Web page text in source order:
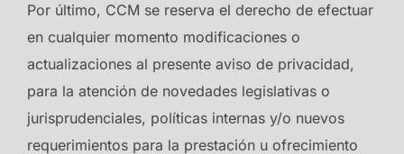
Por último, CCM se reserva el derecho de efectuar
en cualquier momento modificaciones o
actualizaciones al presente aviso de privacidad,
para la atención de novedades legislativas o
jurisprudenciales, políticas internas y/o nuevos
requerimientos para la prestación u ofrecimiento